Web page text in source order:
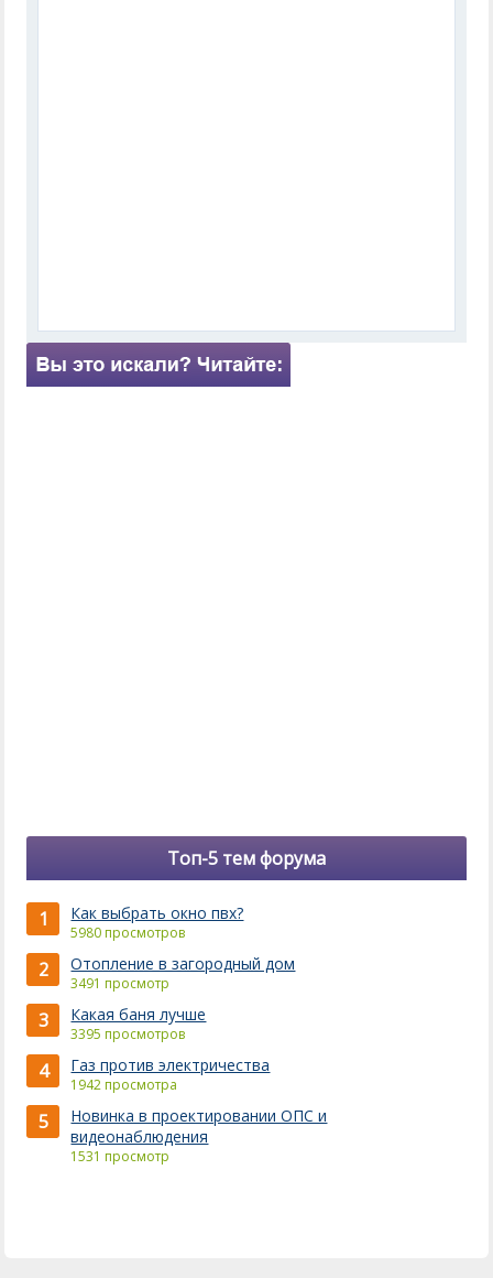
Топ-5 тем форума
1 Как выбрать окно пвх?
5980 просмотров
2 Отопление в загородный дом
3491 просмотр
3 Какая баня лучше
3395 просмотров
4 Газ против электричества
1942 просмотра
5
Новинка в проектировании ОПС и
видеонаблюдения
1531 просмотр